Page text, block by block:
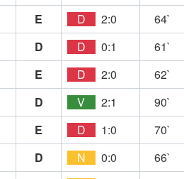
E D 2:0
64`
D D 0:1
61`
E D 2:0
62`
D V 2:1
90`
E D 1:0
70`
D N 0:0
66`